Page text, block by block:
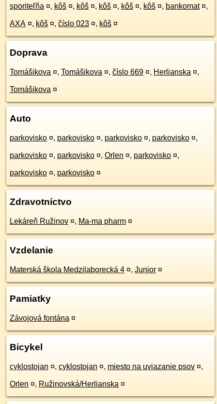
sporiteľňa ¤, kôš ¤, kôš ¤, kôš ¤, kôš ¤, kôš ¤, bankomat ¤,
AXA ¤, kôš ¤, číslo 023 ¤, kôš ¤
Doprava
Tomášikova ¤, Tomášikova ¤, číslo 669 ¤, Herlianska ¤,
Tomášikova ¤
Auto
parkovisko ¤, parkovisko ¤, parkovisko ¤, parkovisko ¤,
parkovisko ¤, parkovisko ¤, Orlen ¤, parkovisko ¤,
parkovisko ¤, parkovisko ¤
Zdravotníctvo
Lekáreň Ružinov ¤, Ma-ma pharm ¤
Vzdelanie
Materská škola Medzilaborecká 4 ¤, Junior ¤
Pamiatky
Závojová fontána ¤
Bicykel
cyklostojan ¤, cyklostojan ¤, miesto na uviazanie psov ¤,
Orlen ¤, Ružinovská/Herlianska ¤